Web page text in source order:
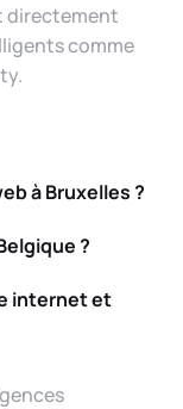
directement
comme
à Bruxelles ?
?
internet et